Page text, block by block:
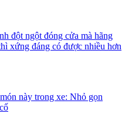
đột ngột đóng cửa mà hãng
xứng đáng có được nhiều hơn
này trong xe: Nhỏ gọn